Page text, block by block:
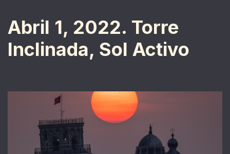
Abril 1, 2022. Torre
Inclinada, Sol Activo